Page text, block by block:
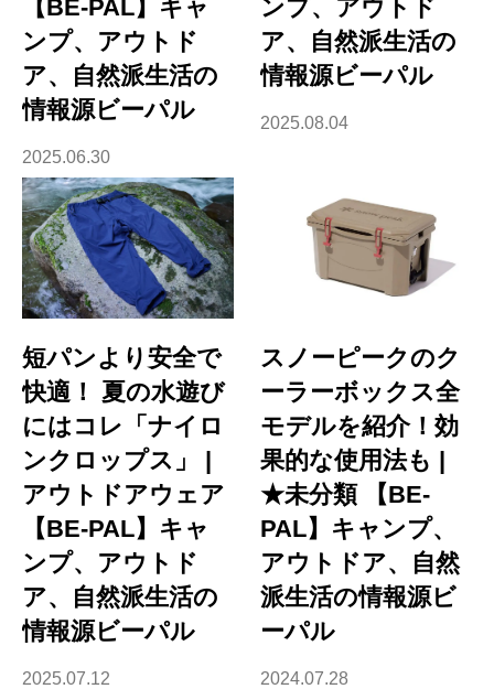
【BE-PAL】キャ
ンプ、アウトド
ア、自然派生活の
情報源ビーパル
2025.06.30
ンプ、アウトド
ア、自然派生活の
情報源ビーパル
2025.08.04
短パンより安全で
快適！ 夏の水遊び
にはコレ「ナイロ
ンクロップス」 |
アウトドアウェア
【BE-PAL】キャ
ンプ、アウトド
ア、自然派生活の
情報源ビーパル
2025.07.12
スノーピークのク
ーラーボックス全
モデルを紹介！効
果的な使用法も |
★未分類 【BE-
PAL】キャンプ、
アウトドア、自然
派生活の情報源ビ
ーパル
2024.07.28